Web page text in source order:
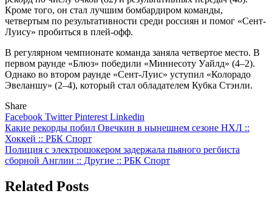
Кроме того, он стал лучшим бомбардиром команды,
четвертым по результативности среди россиян и помог «Сент-
Луису» пробиться в плей-офф.
В регулярном чемпионате команда заняла четвертое место. В
первом раунде «Блюз» победили «Миннесоту Уайлд» (4–2).
Однако во втором раунде «Сент-Луис» уступил «Колорадо
Эвеланшу» (2–4), который стал обладателем Кубка Стэнли.
Share
Facebook TwitterPinterest Linkedin
Навигация
по
записям
Какие рекорды побил Овечкин в нынешнем сезоне НХЛ ::
Хоккей :: РБК Спорт
Полиция с электрошокером задержала пьяного регбиста
сборной Англии :: Другие :: РБК Спорт
Related Posts